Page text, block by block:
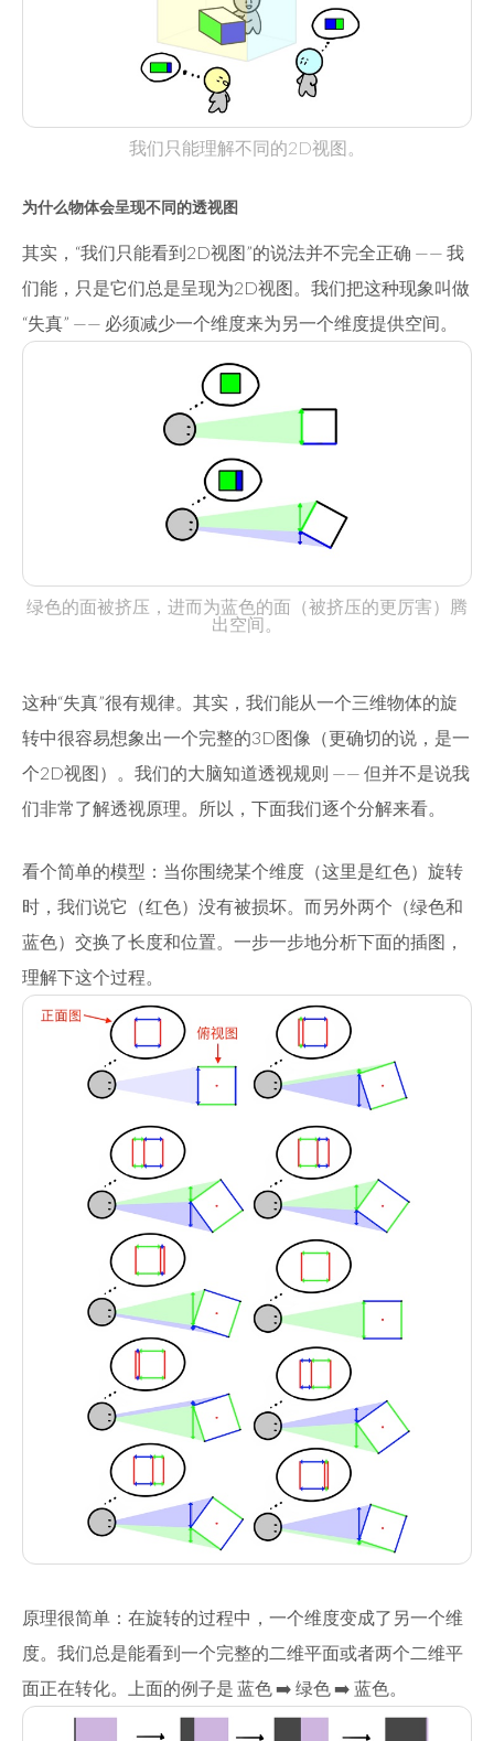
我们只能理解不同的2D视图。
为什么物体会呈现不同的透视图
其实，“我们只能看到2D视图”的说法并不完全正确 —— 我
们能，只是它们总是呈现为2D视图。我们把这种现象叫做
“失真” —— 必须减少一个维度来为另一个维度提供空间。
绿色的面被挤压，进而为蓝色的面（被挤压的更厉害）腾
出空间。
这种“失真”很有规律。其实，我们能从一个三维物体的旋
转中很容易想象出一个完整的3D图像（更确切的说，是一
个2D视图）。我们的大脑知道透视规则 —— 但并不是说我
们非常了解透视原理。所以，下面我们逐个分解来看。
看个简单的模型：当你围绕某个维度（这里是红色）旋转
时，我们说它（红色）没有被损坏。而另外两个（绿色和
蓝色）交换了长度和位置。一步一步地分析下面的插图，
理解下这个过程。
原理很简单：在旋转的过程中，一个维度变成了另一个维
度。我们总是能看到一个完整的二维平面或者两个二维平
面正在转化。上面的例子是 蓝色 ➡️ 绿色 ➡️ 蓝色。